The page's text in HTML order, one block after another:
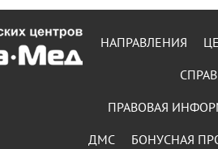
НАПРАВЛЕНИЯ
ПРАВОВАЯ
БОНУСНАЯ
ДМС